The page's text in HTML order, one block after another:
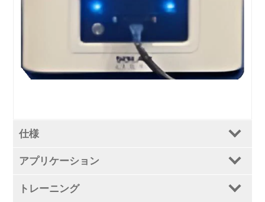
仕様
アプリケーション
トレーニング